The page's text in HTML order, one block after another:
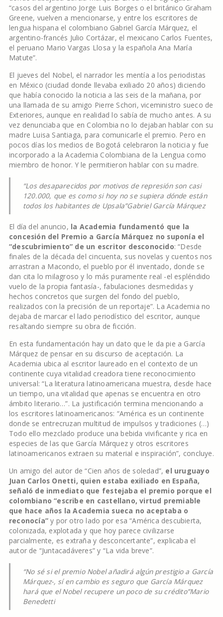
“casos del argentino Jorge Luis Borges o el británico Graham
Greene, vuelven a mencionarse, y entre los escritores de
lengua hispana el colombiano Gabriel García Márquez, el
argentino-francés Julio Cortázar, el mexicano Carlos Fuentes,
el peruano Mario Vargas Llosa y la española Ana María
Matute”.
El jueves del Nobel, el narrador les mentía a los periodistas
en México (ciudad donde llevaba exiliado 20 años) diciendo
que había conocido la noticia a las seis de la mañana, por
una llamada de su amigo Pierre Schori, viceministro sueco de
Exteriores, aunque en realidad lo sabía de mucho antes. A su
vez denunciaba que en Colombia no lo dejaban hablar con su
madre Luisa Santiaga, para comunicarle el premio. Pero en
pocos días los medios de Bogotá celebraron la noticia y fue
incorporado a la Academia Colombiana de la Lengua como
miembro de honor. Y le permitieron hablar con su madre.
“Los desaparecidos por motivos de represión son casi
120.000, que es como si hoy no se supiera dónde están
todos los habitantes de Upsala”Gabriel García Márquez
El día del anuncio, la Academia fundamentó que la
concesión del Premio a García Márquez no suponía el
“descubrimiento” de un escritor desconocido: “Desde
finales de la década del cincuenta, sus novelas y cuentos nos
arrastran a Macondo, el pueblo por él inventado, donde se
dan cita lo milagroso y lo más puramente real -el espléndido
vuelo de la propia fantasía-, fabulaciones desmedidas y
hechos concretos que surgen del fondo del pueblo,
realizados con la precisión de un reportaje”. La Academia no
dejaba de marcar el lado periodístico del escritor, aunque
resaltando siempre su obra de ficción.
En esta fundamentación hay un dato que le da pie a García
Márquez de pensar en su discurso de aceptación. La
Academia ubica al escritor laureado en el contexto de un
continente cuya vitalidad creadora tiene reconocimiento
universal: “La literatura latinoamericana muestra, desde hace
un tiempo, una vitalidad que apenas se encuentra en otro
ámbito literario…”. La justificación termina mencionando a
los escritores latinoamericanos: “América es un continente
donde se entrecruzan multitud de impulsos y tradiciones (…)
Todo ello mezclado produce una bebida vivificante y rica en
especies de las que García Márquez y otros escritores
latinoamericanos extraen su material e inspiración”, concluye.
Un amigo del autor de “Cien años de soledad”, el uruguayo
Juan Carlos Onetti, quien estaba exiliado en España,
señaló de inmediato que festejaba el premio porque el
colombiano “escribe en castellano, virtud premiable
que hace años la Academia sueca no aceptaba o
reconocía” y por otro lado por esa “América descubierta,
colonizada, explotada y que hoy parece civilizarse
parcialmente, es extraña y desconcertante”, explicaba el
autor de “Juntacadáveres” y “La vida breve”.
“No sé si el premio Nobel añadirá algún prestigio a García
Márquez-, sí en cambio es seguro que García Márquez
hará que el Nobel recupere un poco de su crédito”Mario
Benedetti